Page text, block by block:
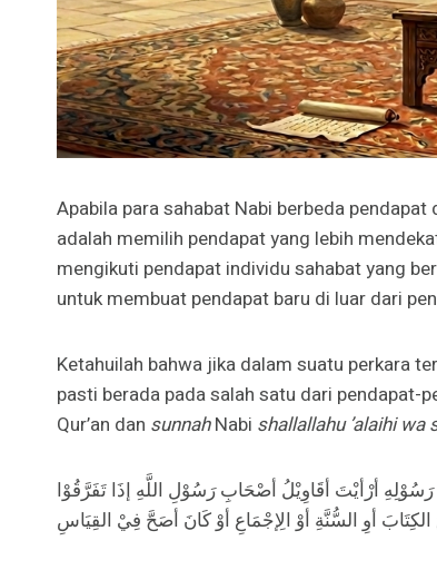
Apabila para sahabat Nabi berbeda
adalah memilih pendapat yang lebih
mengikuti pendapat individu sahabat yang
untuk membuat pendapat baru di luar dari
Ketahuilah bahwa jika dalam suatu perkara
pasti berada pada salah satu dari pendapat-
Qur’an dan sunnahNabi shallallahu ’alaihi wa
أرْأيْتَ أقَاوِيْلُ أصْحَابِ رَسُوْلِ اللَّهِ إذَا تَفَرَّقُوْا
أوِ السُّنَّةِ أوْ الِإجْمَاعِ أوْ كَانَ أصَحَّ فِيْ القِيَاسِ